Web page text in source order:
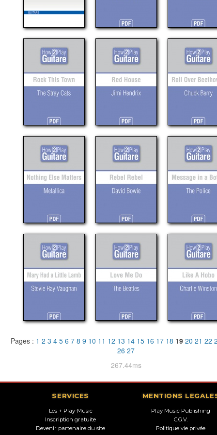
Pages : 1 2 3 4 5 6 7 8 9 10 11 12 13 14 15 16 17 18 19 20 21 22
26 27
267.44ms
SERVICES
Les + Play-Music
Inscription gratuite
Devenir partenaire du site
MENTIONS
Play Music Publishing
C.G.V.
Politique vie privée